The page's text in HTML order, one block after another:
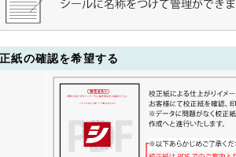
6500枚
枚
31,146円
32,063円 51,626円
32,338円 52,084円
32,430円 52,237円
32,919円 53,052円
紙の確認を希望する